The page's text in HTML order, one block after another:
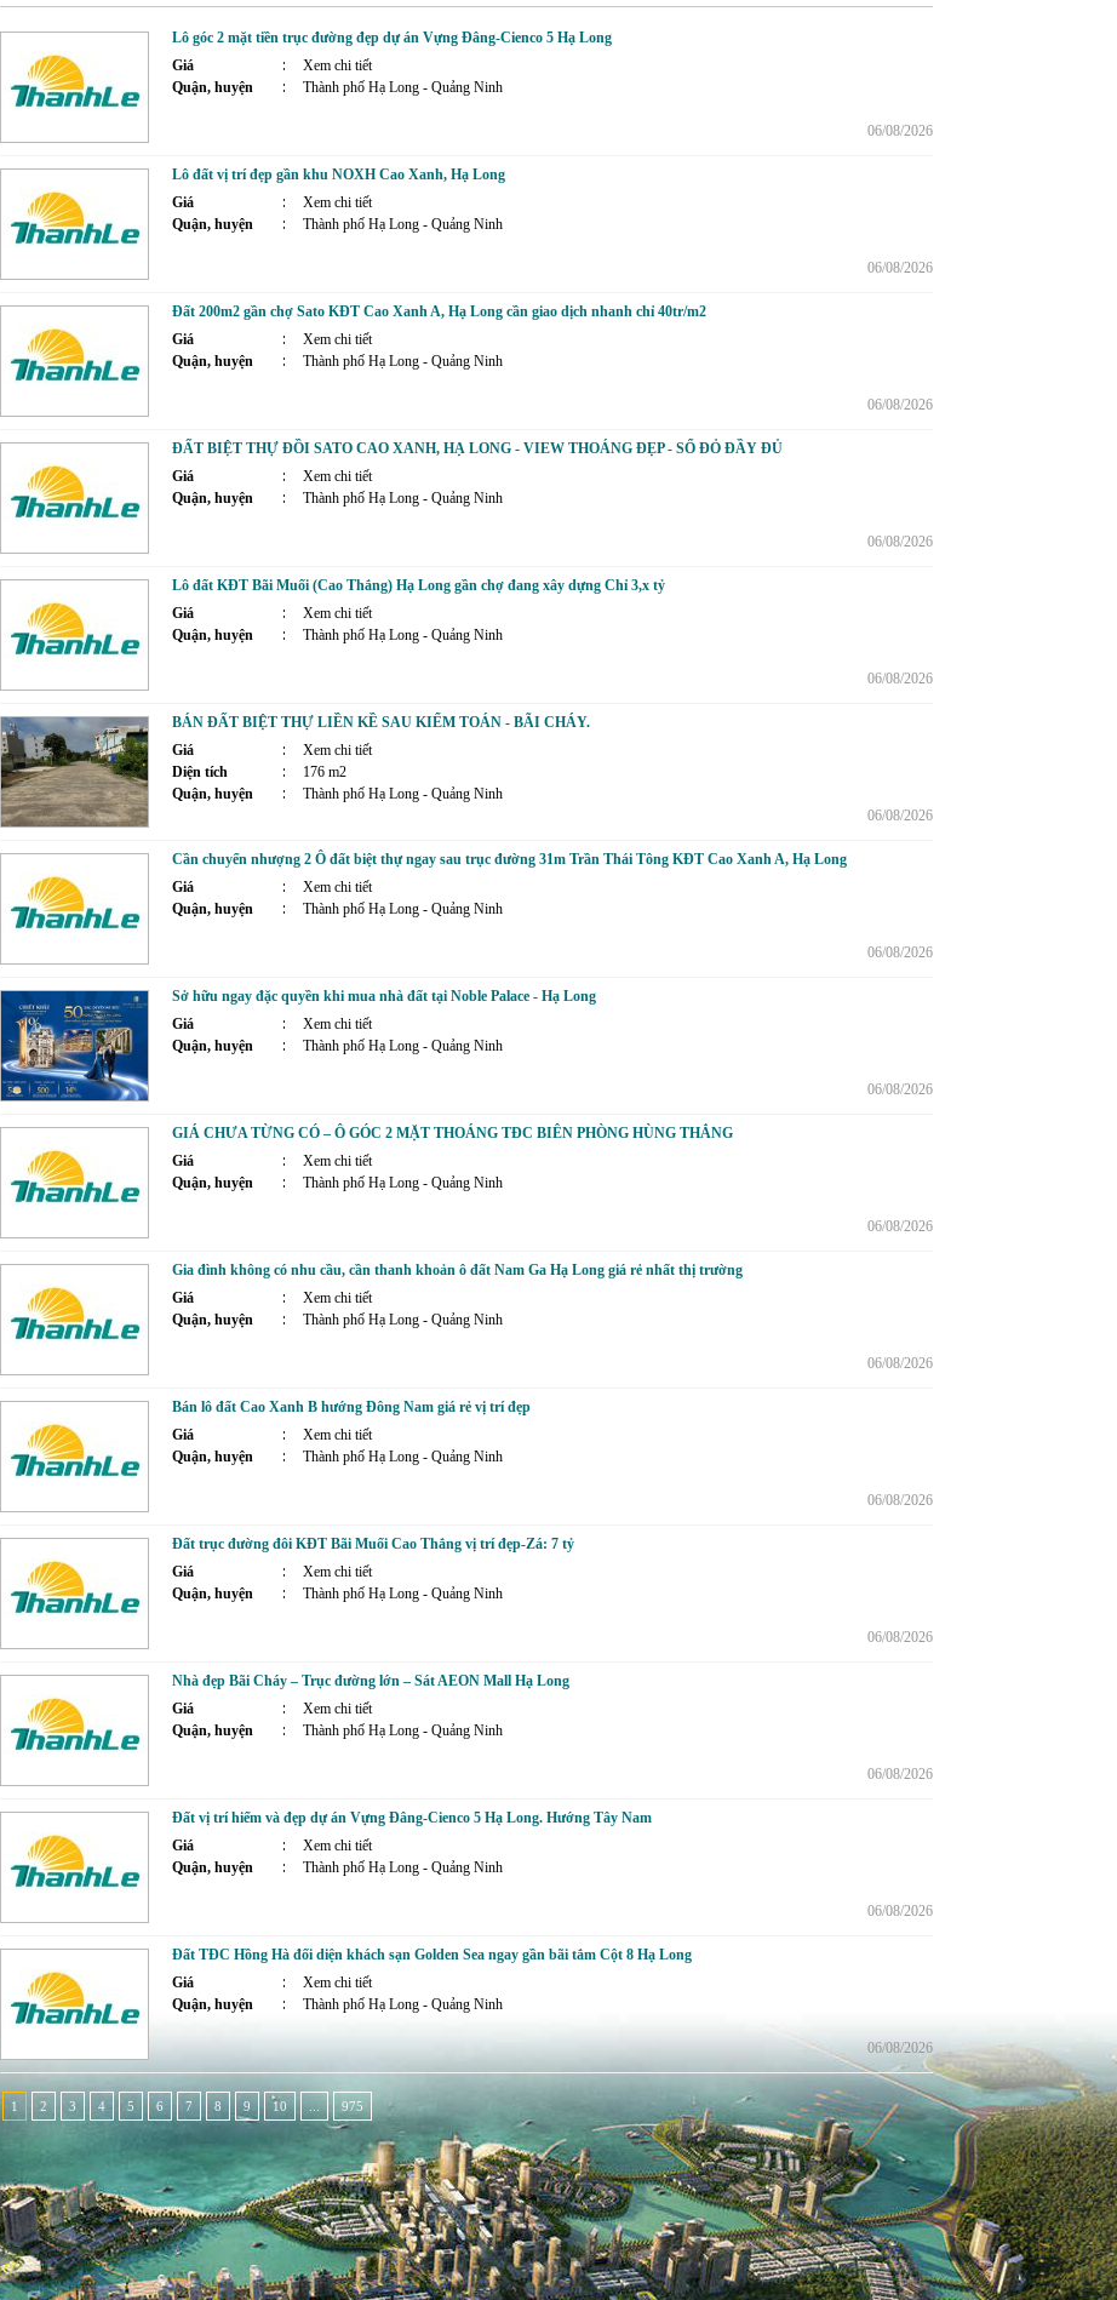
Lô góc 2 mặt tiền trục đường đẹp dự án Vựng Đâng-Cienco 5 Hạ Long
Giá
Xem chi tiết
Quận, huyện
Thành phố Hạ Long - Quảng Ninh
06/08/2026
Lô đất vị trí đẹp gần khu NOXH Cao Xanh, Hạ Long
Giá
Xem chi tiết
Quận, huyện
Thành phố Hạ Long - Quảng Ninh
06/08/2026
Đất 200m2 gần chợ Sato KĐT Cao Xanh A, Hạ Long cần giao dịch nhanh chỉ 40tr/m2
Giá
Xem chi tiết
Quận, huyện
Thành phố Hạ Long - Quảng Ninh
06/08/2026
ĐẤT BIỆT THỰ ĐỒI SATO CAO XANH, HẠ LONG - VIEW THOÁNG ĐẸP - SỔ ĐỎ ĐẦY ĐỦ
Giá
Xem chi tiết
Quận, huyện
Thành phố Hạ Long - Quảng Ninh
06/08/2026
Lô đất KĐT Bãi Muối (Cao Thắng) Hạ Long gần chợ đang xây dựng Chỉ 3,x tỷ
Giá
Xem chi tiết
Quận, huyện
Thành phố Hạ Long - Quảng Ninh
06/08/2026
BÁN ĐẤT BIỆT THỰ LIỀN KỀ SAU KIỂM TOÁN - BÃI CHÁY.
Giá
Xem chi tiết
Diện tích
176 m2
Quận, huyện
Thành phố Hạ Long - Quảng Ninh
06/08/2026
Cần chuyển nhượng 2 Ô đất biệt thự ngay sau trục đường 31m Trần Thái Tông KĐT Cao Xanh A, Hạ Long
Giá
Xem chi tiết
Quận, huyện
Thành phố Hạ Long - Quảng Ninh
06/08/2026
Sở hữu ngay đặc quyền khi mua nhà đất tại Noble Palace - Hạ Long
Giá
Xem chi tiết
Quận, huyện
Thành phố Hạ Long - Quảng Ninh
06/08/2026
GIÁ CHƯA TỪNG CÓ – Ô GÓC 2 MẶT THOÁNG TĐC BIÊN PHÒNG HÙNG THẮNG
Giá
Xem chi tiết
Quận, huyện
Thành phố Hạ Long - Quảng Ninh
06/08/2026
Gia đình không có nhu cầu, cần thanh khoản ô đất Nam Ga Hạ Long giá rẻ nhất thị trường
Giá
Xem chi tiết
Quận, huyện
Thành phố Hạ Long - Quảng Ninh
06/08/2026
Bán lô đất Cao Xanh B hướng Đông Nam giá rẻ vị trí đẹp
Giá
Xem chi tiết
Quận, huyện
Thành phố Hạ Long - Quảng Ninh
06/08/2026
Đất trục đường đôi KĐT Bãi Muối Cao Thắng vị trí đẹp-Zá: 7 tỷ
Giá
Xem chi tiết
Quận, huyện
Thành phố Hạ Long - Quảng Ninh
06/08/2026
Nhà đẹp Bãi Cháy – Trục đường lớn – Sát AEON Mall Hạ Long
Giá
Xem chi tiết
Quận, huyện
Thành phố Hạ Long - Quảng Ninh
06/08/2026
Đất vị trí hiếm và đẹp dự án Vựng Đâng-Cienco 5 Hạ Long. Hướng Tây Nam
Giá
Xem chi tiết
Quận, huyện
Thành phố Hạ Long - Quảng Ninh
06/08/2026
Đất TĐC Hồng Hà đối diện khách sạn Golden Sea ngay gần bãi tắm Cột 8 Hạ Long
Giá
Xem chi tiết
Quận, huyện
Thành phố Hạ Long - Quảng Ninh
06/08/2026
1 2 3 4 5 6 7 8 9 10 975